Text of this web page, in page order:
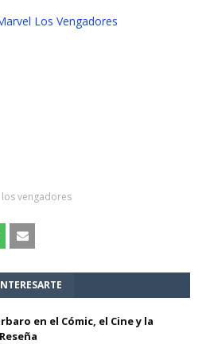
Los Vengadores
los vengadores
en el Cómic, el Cine y la